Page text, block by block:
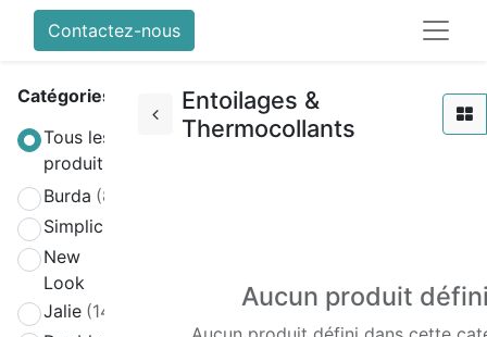
Contactez-nous
Catégories
Tous les
produits
Burda (808)
Simplicity
New
Look
Jalie (141)
Entoilages &
Thermocollants
Aucun produit